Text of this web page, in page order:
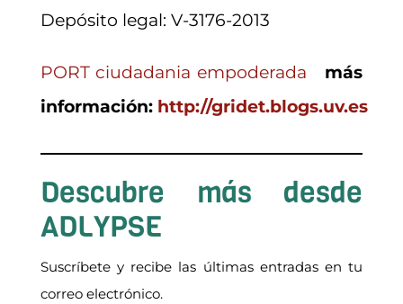
Depósito legal: V-3176-2013
PORT ciudadania empoderada
más
información: http://gridet.blogs.uv.es
Descubre más desde
ADLYPSE
Suscríbete y recibe las últimas entradas en tu
correo electrónico.